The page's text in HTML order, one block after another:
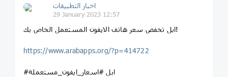
اخبار التطبيقات
29 January 2023 12:57
ابل تخفض سعر هاتف الايفون المستعمل الخاص بك!
https://www.arabapps.org/?p=414722
#ابل #اسعار_ايفون_مستعملة